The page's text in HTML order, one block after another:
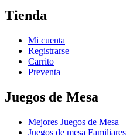
Tienda
Mi cuenta
Registrarse
Carrito
Preventa
Juegos de Mesa
Mejores Juegos de Mesa
Juegos de mesa Familiares